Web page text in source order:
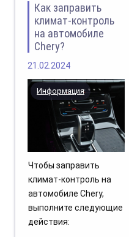
Как заправить
климат-контроль
на автомобиле
Chery?
21.02.2024
Информация
Чтобы заправить
климат-контроль на
автомобиле Chery,
выполните следующие
действия: